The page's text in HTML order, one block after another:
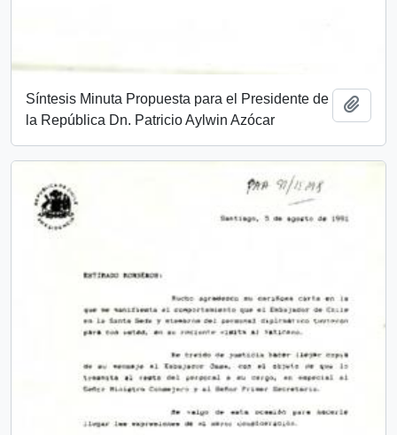
Síntesis Minuta Propuesta para el Presidente de
la República Dn. Patricio Aylwin Azócar